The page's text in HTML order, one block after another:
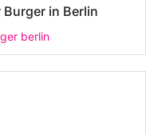
in Berlin
berlin